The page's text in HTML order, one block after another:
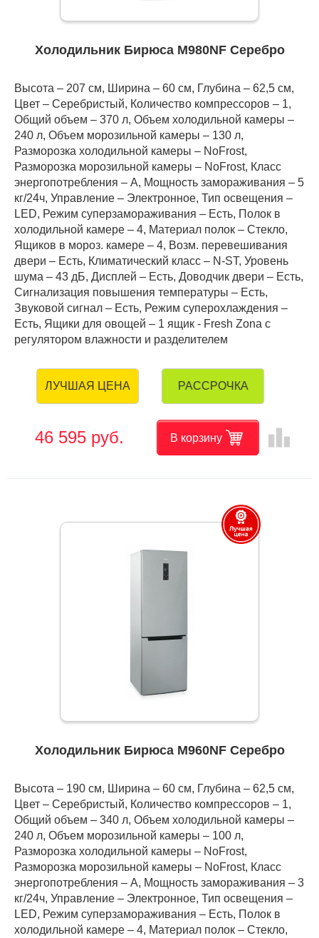
Холодильник Бирюса M980NF Серебро
Высота – 207 см, Ширина – 60 см, Глубина – 62,5 см,
Цвет – Серебристый, Количество компрессоров – 1,
Общий объем – 370 л, Объем холодильной камеры –
240 л, Объем морозильной камеры – 130 л,
Разморозка холодильной камеры – NoFrost,
Разморозка морозильной камеры – NoFrost, Класс
энергопотребления – А, Мощность замораживания – 5
кг/24ч, Управление – Электронное, Тип освещения –
LED, Режим суперзамораживания – Есть, Полок в
холодильной камере – 4, Материал полок – Стекло,
Ящиков в мороз. камере – 4, Возм. перевешивания
двери – Есть, Климатический класс – N-ST, Уровень
шума – 43 дБ, Дисплей – Есть, Доводчик двери – Есть,
Сигнализация повышения температуры – Есть,
Звуковой сигнал – Есть, Режим суперохлаждения –
Есть, Ящики для овощей – 1 ящик - Fresh Zona с
регулятором влажности и разделителем
ЛУЧШАЯ ЦЕНА РАССРОЧКА
46 595 руб. В корзину leaderboard
Холодильник Бирюса M960NF Серебро
Высота – 190 см, Ширина – 60 см, Глубина – 62,5 см,
Цвет – Серебристый, Количество компрессоров – 1,
Общий объем – 340 л, Объем холодильной камеры –
240 л, Объем морозильной камеры – 100 л,
Разморозка холодильной камеры – NoFrost,
Разморозка морозильной камеры – NoFrost, Класс
энергопотребления – А, Мощность замораживания – 3
кг/24ч, Управление – Электронное, Тип освещения –
LED, Режим суперзамораживания – Есть, Полок в
холодильной камере – 4, Материал полок – Стекло,